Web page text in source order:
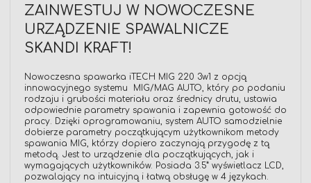
ZAINWESTUJ W NOWOCZESNE
URZĄDZENIE SPAWALNICZE
SKANDI KRAFT!
Nowoczesna spawarka iTECH MIG 220 3w1 z opcją
innowacyjnego systemu MIG/MAG AUTO, który po podaniu
rodzaju i grubości materiału oraz średnicy drutu, ustawia
odpowiednie parametry spawania i zapewnia gotowość do
pracy. Dzięki oprogramowaniu, system AUTO samodzielnie
dobierze parametry początkującym użytkownikom metody
spawania MIG, którzy dopiero zaczynają przygodę z tą
metodą. Jest to urządzenie dla początkujących, jak i
wymagających użytkowników. Posiada 3.5” wyświetlacz LCD,
pozwalający na intuicyjną i łatwą obsługę w 4 językach.